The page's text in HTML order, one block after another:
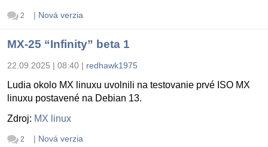
2 | Nová verzia
MX-25 “Infinity” beta 1
22.09.2025 | 08:40 | redhawk1975
Ludia okolo MX linuxu uvolnili na testovanie prvé ISO MX
linuxu postavené na Debian 13.
Zdroj: MX linux
2 | Nová verzia